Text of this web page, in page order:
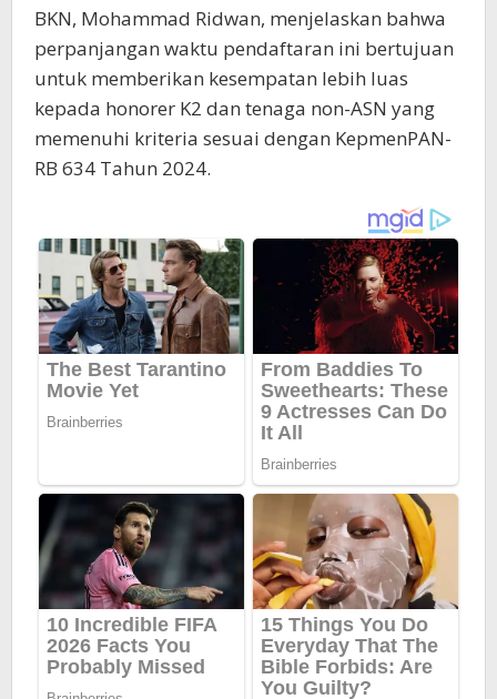
BKN, Mohammad Ridwan, menjelaskan bahwa
perpanjangan waktu pendaftaran ini bertujuan
untuk memberikan kesempatan lebih luas
kepada honorer K2 dan tenaga non-ASN yang
memenuhi kriteria sesuai dengan KepmenPAN-
RB 634 Tahun 2024.